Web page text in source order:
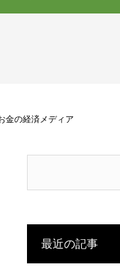
金の経済メディア
最近の記事